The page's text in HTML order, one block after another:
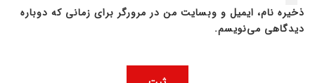
ذخیره نام، ایمیل و وبسایت من در مرورگر برای زمانی که دوباره
دیدگاهی می‌نویسم.